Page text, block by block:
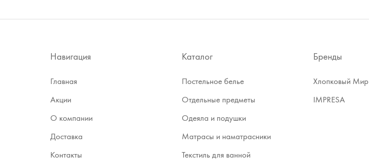
Навигация
Главная
Акции
О компании
Доставка
Контакты
Каталог
Постельное белье
Отдельные предметы
Одеяла и подушки
Матрасы и наматрасники
Текстиль для ванной
Бренды
Хлопковый Мир
IMPRESA